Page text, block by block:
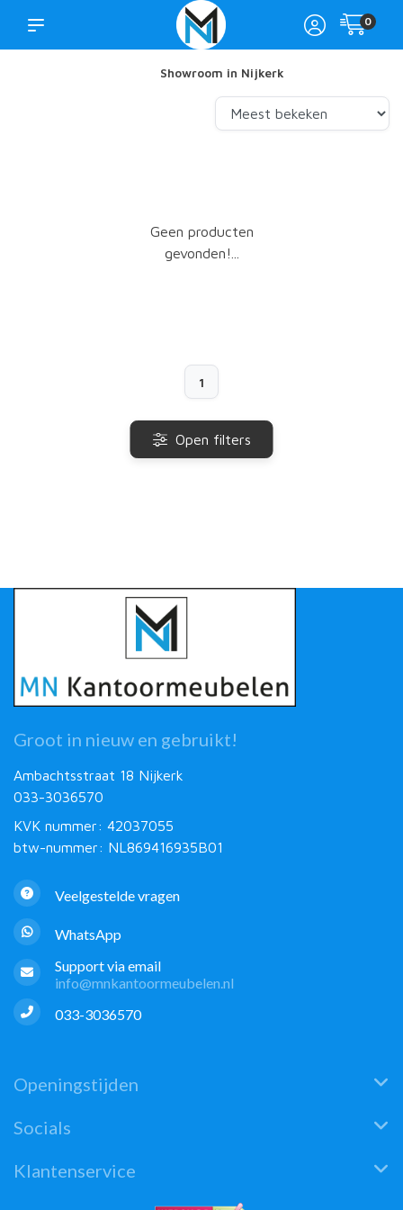
0
Showroom in Nijkerk
Geen producten
gevonden!...
1
Open filters
Groot in nieuw en gebruikt!
Ambachtsstraat 18 Nijkerk
033-3036570
KVK nummer: 42037055
btw-nummer: NL869416935B01
Veelgestelde vragen
WhatsApp
Support via email
info@mnkantoormeubelen.nl
033-3036570
Openingstijden
Socials
Klantenservice